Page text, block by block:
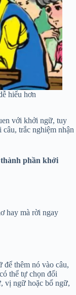
hiểu hơn
với khởi ngữ, tuy
trắc nghiệm nhận
thành phần khởi
hay mà rời ngay
để thêm nó vào câu,
thể tự chọn đối
vị ngữ hoặc bổ ngữ,